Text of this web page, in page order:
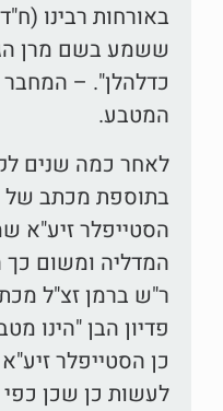
באורחות רבינו
ששמע בשם מרן
כדלהלן". –
המטבע.
לאחר כמה שנים
בתוספת מכתב של
הסטייפלר זיע"א
המדליה ומשום כך
ר"ש ברמן זצ"ל
פדיון הבן "הינו
כן הסטייפלר
לעשות כן שכן